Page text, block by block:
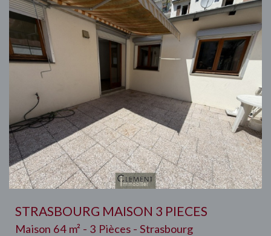
STRASBOURG MAISON 3 PIECES
Maison 64 m² - 3 Pièces - Strasbourg